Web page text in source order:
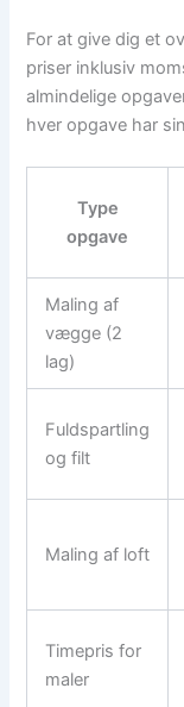
For at give dig et
priser inklusiv
almindelige
hver opgave har
Type
opgave
Maling af
vægge (2
lag)
Fuldspartling
og filt
Maling af loft
Timepris for
maler